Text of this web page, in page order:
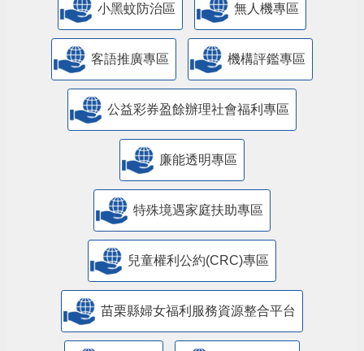
小黑蚊防治區 無人機專區
客語推廣專區 機構評鑑專區
公益彩券盈餘辦理社會福利專區
廉能透明專區
特殊境遇家庭扶助專區
兒童權利公約(CRC)專區
苗栗縣婦女福利服務資源整合平台